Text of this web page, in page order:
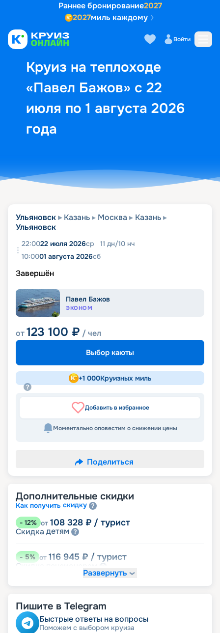
Раннее бронирование2027
2027миль каждому
Войти
Круиз на теплоходе
«Павел Бажов» с 22
июля по 1 августа 2026
года
Выбор кают Маршрут и
Ульяновск Казань Москва
Казань
Ульяновск
22:0022 июля 2026ср 11 дн/10 нч
10:0001 августа 2026сб
Завершён
Павел Бажов
ЭКОНОМ
от123 100 ₽ / чел
Выбор каюты
+1 000Круизных миль
Добавить в избранное
Моментально оповестим о снижении цены
Поделиться
Дополнительные скидки
Как получить скидку
- 12% от 108 328 ₽ / турист
Скидка детям
-5% от 116 945 ₽ / турист
Скидка
именинникамРазвернуть
Пишите в Telegram
Быстрые ответы на вопросы
Поможем с выбором круиза